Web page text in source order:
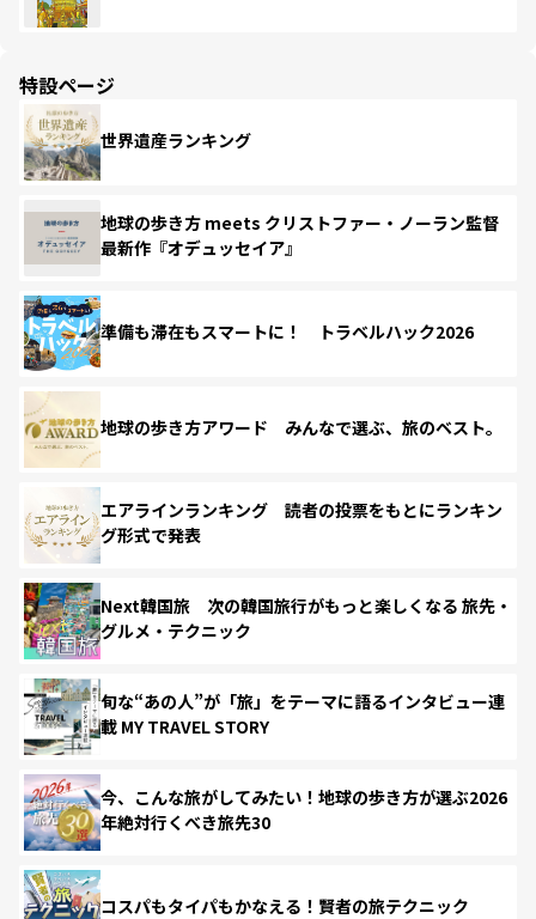
特設ページ
世界遺産ランキング
地球の歩き方 meets クリストファー・ノーラン監督
最新作『オデュッセイア』
準備も滞在もスマートに！ トラベルハック2026
地球の歩き方アワード みんなで選ぶ、旅のベスト。
エアラインランキング 読者の投票をもとにランキン
グ形式で発表
Next韓国旅 次の韓国旅行がもっと楽しくなる 旅先・
グルメ・テクニック
旬な“あの人”が「旅」をテーマに語るインタビュー連
載 MY TRAVEL STORY
今、こんな旅がしてみたい！地球の歩き方が選ぶ2026
年絶対行くべき旅先30
コスパもタイパもかなえる！賢者の旅テクニック